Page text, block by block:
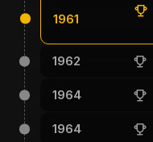
1961
1962
1964
1964